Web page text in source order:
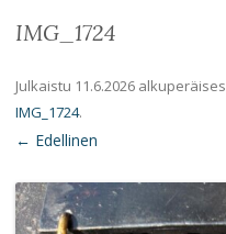
IMG_1724
Julkaistu 11.6.2026
IMG_1724.
← Edellinen